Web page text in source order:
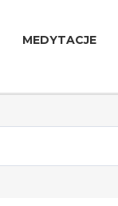
MEDYTACJE